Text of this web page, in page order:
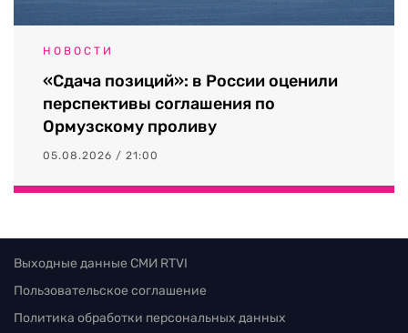
НОВОСТИ
«Сдача позиций»: в России оценили
перспективы соглашения по
Ормузскому проливу
05.08.2026 / 21:00
Выходные данные СМИ RTVI
Пользовательское соглашение
Политика обработки персональных данных